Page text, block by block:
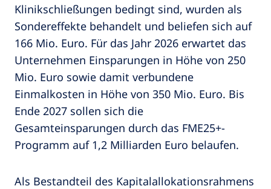
Klinikschließungen bedingt sind, wurden als
Sondereffekte behandelt und beliefen sich auf
166 Mio. Euro. Für das Jahr 2026 erwartet das
Unternehmen Einsparungen in Höhe von 250
Mio. Euro sowie damit verbundene
Einmalkosten in Höhe von 350 Mio. Euro. Bis
Ende 2027 sollen sich die
Gesamteinsparungen durch das FME25+-
Programm auf 1,2 Milliarden Euro belaufen.
Als Bestandteil des Kapitalallokationsrahmens